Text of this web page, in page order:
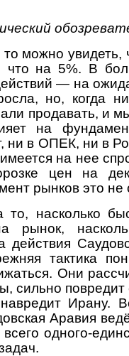
можно
что на 5%. В
— на
но, когда
продавать, и
на
ни в ОПЕК, ни в
на нее
цен на
рынков это не
то, насколько
рынок,
действия
тактика
Они
сильно
Ирану.
Аравия
одного-